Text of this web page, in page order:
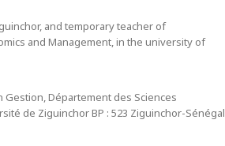
and temporary teacher of
and Management, in the university of
Département des Sciences
de Ziguinchor BP : 523 Ziguinchor-Sénégal